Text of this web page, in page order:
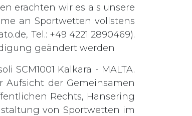
erachten wir es als unsere
an Sportwetten vollstens
, Tel.: +49 4221 2890469).
geändert werden
SCM1001 Kalkara - MALTA.
der Gemeinsamen
Rechts, Hansering
von Sportwetten im